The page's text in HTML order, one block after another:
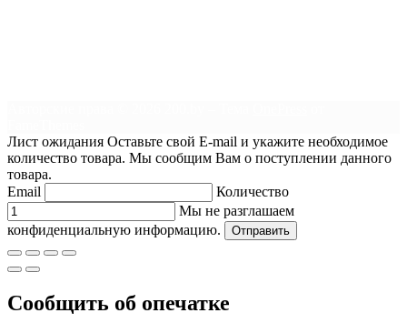
Лист ожидания Оставьте свой E-mail и укажите необходимое
количество товара. Мы сообщим Вам о поступлении данного
товара.
Email
Количество
Мы не разглашаем
конфиденциальную информацию.
Отправить
Сообщить об опечатке